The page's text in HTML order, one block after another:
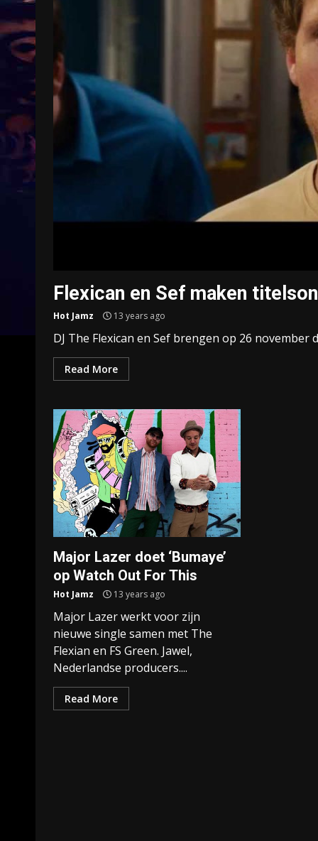
Flexican en Sef maken
Hot Jamz 13 years ago
DJ The Flexican en Sef brengen op 26 november
Read More
Major Lazer doet ‘Bumaye’
op Watch Out For This
Hot Jamz 13 years ago
Major Lazer werkt voor zijn
nieuwe single samen met The
Flexian en FS Green. Jawel,
Nederlandse producers....
Read More